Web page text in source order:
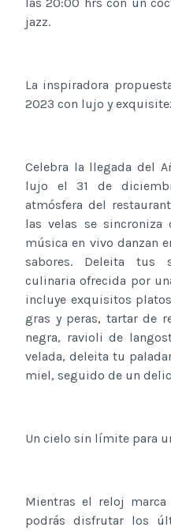
las 20:00 hrs con un
jazz.
La inspiradora
2023 con lujo y
Celebra la llegada del
lujo el 31 de
atmósfera del
las velas se
música en vivo danzan
sabores. Deleita tus
culinaria ofrecida por
incluye exquisitos
gras y peras, tartar de
negra, ravioli de
velada, deleita tu
miel, seguido de un
Un cielo sin límite para
Mientras el reloj
podrás disfrutar los